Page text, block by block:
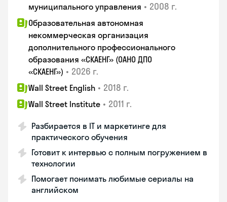
муниципального управления • 2008 г.
Образовательная автономная
некоммерческая организация
дополнительного профессионального
образования «СКАЕНГ» (ОАНО ДПО
«СКАЕНГ») • 2026 г.
Wall Street English • 2018 г.
Wall Street Institute • 2011 г.
Разбирается в IT и маркетинге для
практического обучения
Готовит к интервью с полным погружением в
технологии
Помогает понимать любимые сериалы на
английском